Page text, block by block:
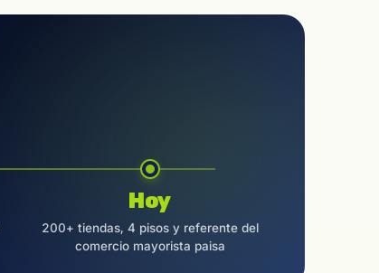
Hoy
200+ tiendas, 4 pisos y referente del
comercio mayorista paisa